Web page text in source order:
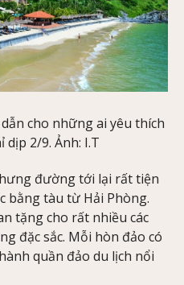
cho những ai yêu thích
dịp 2/9. Ảnh: I.T
đường tới lại rất tiện
bằng tàu từ Hải Phòng.
tặng cho rất nhiều các
đặc sắc. Mỗi hòn đảo có
quần đảo du lịch nổi